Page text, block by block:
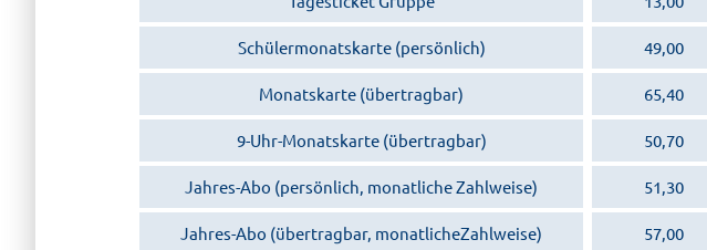
Schülermonatskarte (persönlich) 49,00
Monatskarte (übertragbar) 65,40
9-Uhr-Monatskarte (übertragbar) 50,70
Jahres-Abo (persönlich, monatliche Zahlweise) 51,30
Jahres-Abo (übertragbar, monatlicheZahlweise) 57,00